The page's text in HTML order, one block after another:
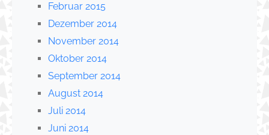
Februar 2015
Dezember 2014
November 2014
Oktober 2014
September 2014
August 2014
Juli 2014
Juni 2014